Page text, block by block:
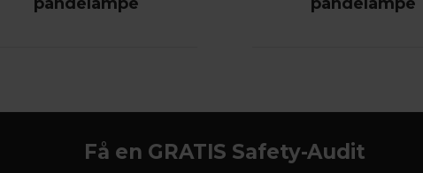
Få en GRATIS Safety-Audit